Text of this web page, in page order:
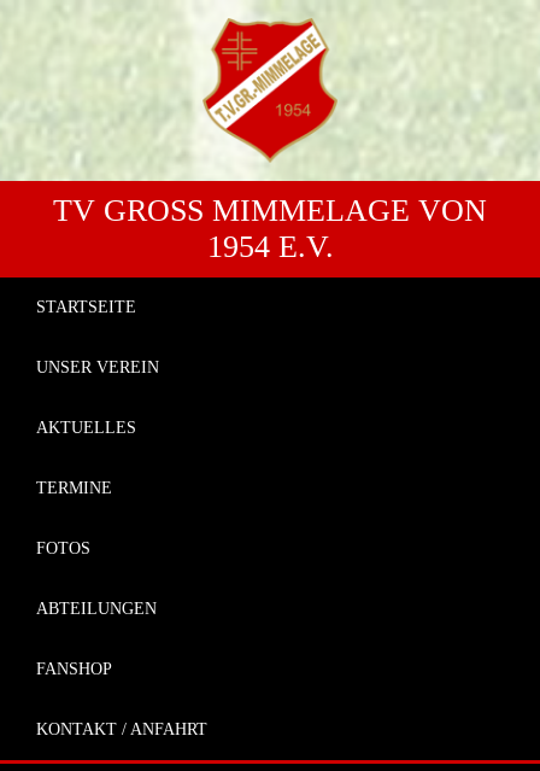
TV GROSS MIMMELAGE VON 1
954 E.V.
STARTSEITE
UNSER VEREIN
AKTUELLES
TERMINE
FOTOS
ABTEILUNGEN
FANSHOP
KONTAKT / ANFAHRT